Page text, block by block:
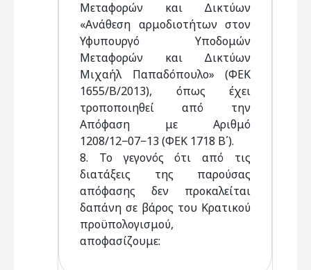
Μεταφορών και Δικτύων
«Ανάθεση αρμοδιοτήτων στον
Υφυπουργό Υποδομών
Μεταφορών και Δικτύων
Μιχαήλ Παπαδόπουλο» (ΦΕΚ
1655/Β/2013), όπως έχει
τροποποιηθεί από την
Απόφαση με Αριθμό
1208/12−07−13 (ΦΕΚ 1718 Β΄).
8. Το γεγονός ότι από τις
διατάξεις της παρούσας
απόφασης δεν προκαλείται
δαπάνη σε βάρος του Κρατικού
προϋπολογισμού,
αποφασίζουμε: